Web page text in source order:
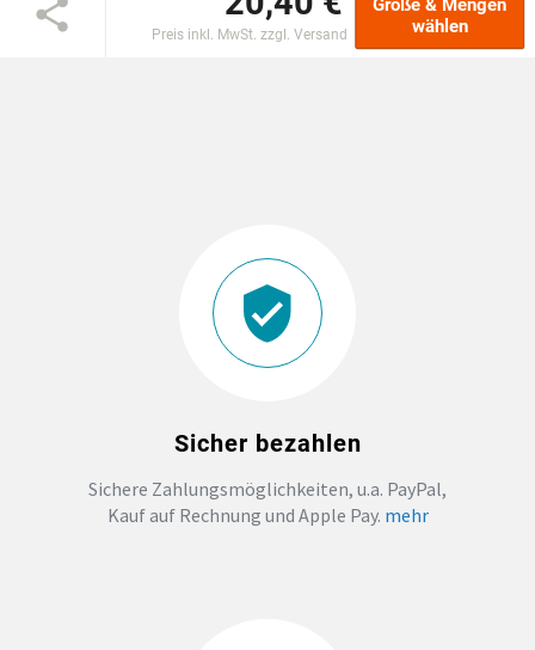
EINSCHULUNG
PRINT ON DEMAND
Preis inkl. MwSt. zzgl. Versand
Größe & Mengen
wählen
Sicher bezahlen
Sichere Zahlungsmöglichkeiten, u.a. PayPal,
Kauf auf Rechnung und Apple Pay. mehr